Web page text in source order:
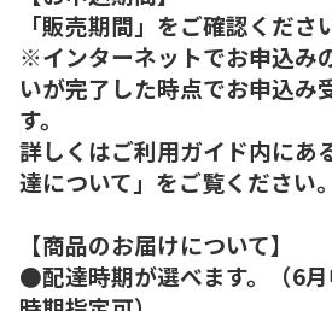
「販売期間」をご確認くださ
※インターネットでお申込み
いが完了した時点でお申込み
す。
詳しくはご利用ガイド内にあ
達について」をご覧ください。
【商品のお届けについて】
●配達時期が選べます。（6